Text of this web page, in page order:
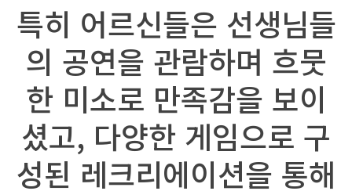
특히 어르신들은 선생님들
의 공연을 관람하며 흐뭇
한 미소로 만족감을 보이
셨고, 다양한 게임으로 구
성된 레크리에이션을 통해